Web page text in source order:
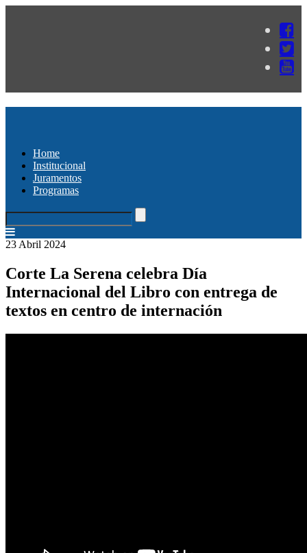
Home
Institucional
Juramentos
Programas
23 Abril 2024
Corte La Serena celebra Día
Internacional del Libro con entrega de
textos en centro de internación